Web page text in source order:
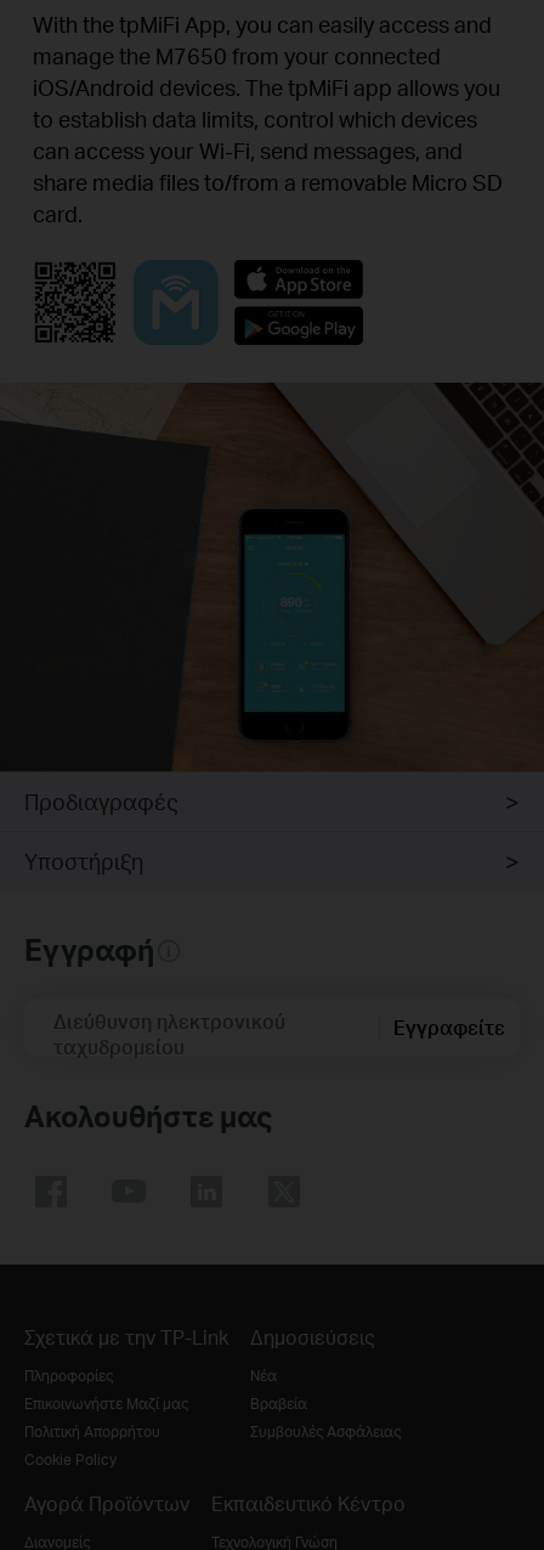
With the tpMiFi App, you can easily access and
manage the M7650 from your connected
iOS/Android devices. The tpMiFi app allows you
to establish data limits, control which devices
can access your Wi-Fi, send messages, and
share media files to/from a removable Micro SD
card.
Προδιαγραφές
Υποστήριξη
Εγγραφή
Διεύθυνση ηλεκτρονικού
ταχυδρομείου
Εγγραφείτε
Ακολουθήστε μας
Σχετικά με την TP-Link
Πληροφορίες
Επικοινωνήστε Μαζί μας
Πολιτική Απορρήτου
Cookie Policy
Δημοσιεύσεις
Νέα
Βραβεία
Συμβουλές Ασφάλειας
Αγορά Προϊόντων
Διανομείς
Εκπαιδευτικό Κέντρο
Τεχνολογική Γνώση